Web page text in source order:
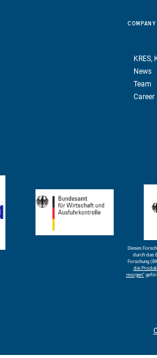
COMPANY
KRES,
News
Team
Career
Dieses
durch das
Forschung
die
morgen“